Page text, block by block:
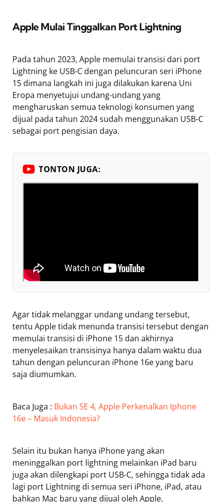
Apple Mulai Tinggalkan Port Lightning
Pada tahun 2023, Apple memulai transisi dari port
Lightning ke USB-C dengan peluncuran seri iPhone
15 dimana langkah ini juga dilakukan karena Uni
Eropa menyetujui undang-undang yang
mengharuskan semua teknologi konsumen yang
dijual pada tahun 2024 sudah menggunakan USB-C
sebagai port pengisian daya.
TONTON JUGA:
Agar tidak melanggar undang undang tersebut,
tentu Apple tidak menunda transisi tersebut dengan
memulai transisi di iPhone 15 dan akhirnya
menyelesaikan transisinya hanya dalam waktu dua
tahun dengan peluncuran iPhone 16e yang baru
saja diumumkan.
Baca Juga : Bukan SE 4, Apple Perkenalkan Iphone
16e – Masuk Indonesia?
Selain itu bukan hanya iPhone yang akan
meninggalkan port lightning melainkan iPad baru
juga akan dilengkapi port USB-C, sehingga tidak ada
lagi port Lightning di semua seri iPhone, iPad, atau
bahkan Mac baru yang dijual oleh Apple.